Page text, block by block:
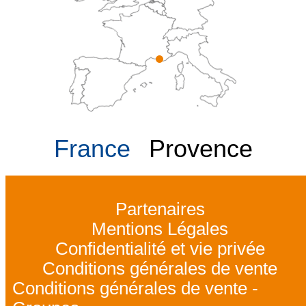
France Provence
Partenaires
Mentions Légales
Confidentialité et vie privée
Conditions générales de vente
Conditions générales de vente -